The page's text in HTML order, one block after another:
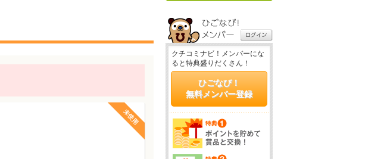
未使用
クチコミナビ！メンバーにな
ると特典盛りだくさん！
ひごなび！
無料メンバー登録